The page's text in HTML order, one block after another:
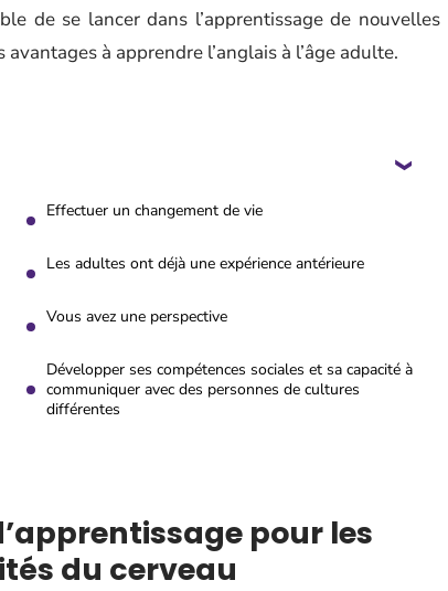
de se lancer dans l’apprentissage de nouvelles
à apprendre l’anglais à l’âge adulte.
Effectuer un changement de vie
Les adultes ont déjà une expérience antérieure
Vous avez une perspective
Développer ses compétences sociales et sa capacité à
communiquer avec des personnes de cultures
différentes
pour les
du cerveau